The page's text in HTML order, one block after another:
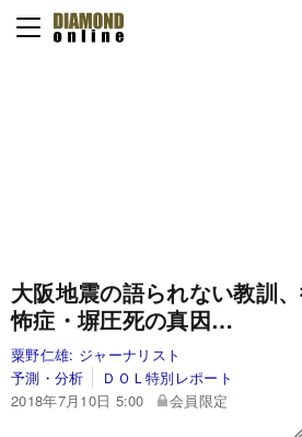
大阪地震の語られない教訓
怖症・塀圧死の真因…
粟野仁雄: ジャーナリスト
予測・分析
ＤＯＬ特別レポート
2018年7月10日 5:00
会員限定